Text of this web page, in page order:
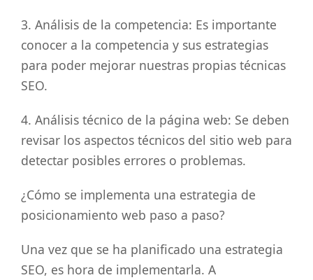
3. Análisis de la competencia: Es importante
conocer a la competencia y sus estrategias
para poder mejorar nuestras propias técnicas
SEO.
4. Análisis técnico de la página web: Se deben
revisar los aspectos técnicos del sitio web para
detectar posibles errores o problemas.
¿Cómo se implementa una estrategia de
posicionamiento web paso a paso?
Una vez que se ha planificado una estrategia
SEO, es hora de implementarla. A